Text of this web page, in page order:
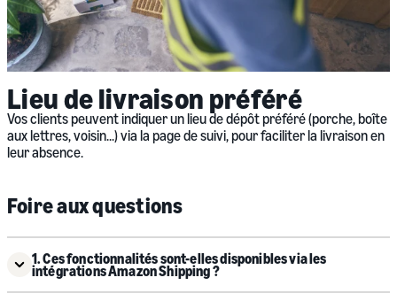
Lieu de livraison préféré
Vos clients peuvent indiquer un lieu de dépôt préféré (porche, boîte
aux lettres, voisin...) via la page de suivi, pour faciliter la livraison en
leur absence.
Foire aux questions
1. Ces fonctionnalités sont-elles disponibles via les
intégrations Amazon Shipping ?